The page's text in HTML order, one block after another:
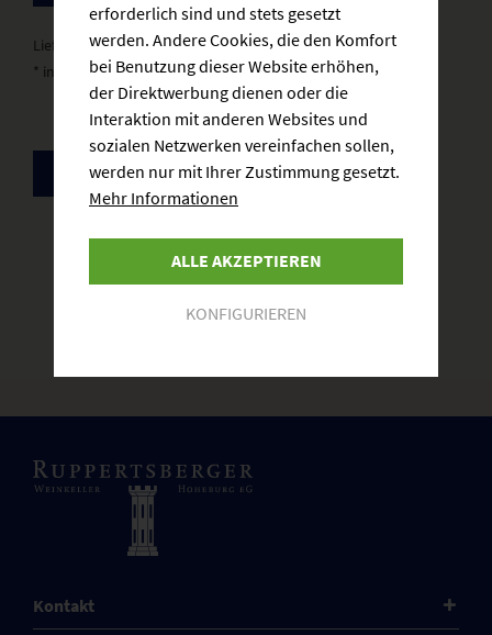
Lieferzeit: 3-5 Werktage
* inkl. gesetzlicher MwSt.zzgl. Versandkosten
ZURÜCK
Kontakt
erforderlich sind und stets gesetzt
werden. Andere Cookies, die den Komfort
bei Benutzung dieser Website erhöhen,
der Direktwerbung dienen oder die
Interaktion mit anderen Websites und
sozialen Netzwerken vereinfachen sollen,
werden nur mit Ihrer Zustimmung gesetzt.
Mehr Informationen
ALLE AKZEPTIEREN
KONFIGURIEREN